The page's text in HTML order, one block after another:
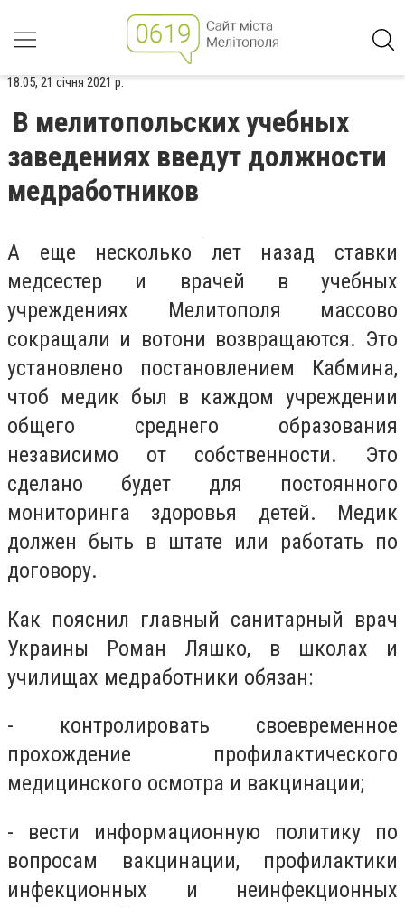
18:05, 21 січня 2021 р.
В мелитопольских учебных
заведениях введут должности
медработников
А еще несколько лет назад ставки
медсестер и врачей в учебных
учреждениях Мелитополя массово
сокращали и вотони возвращаются. Это
установлено постановлением Кабмина,
чтоб медик был в каждом учреждении
общего среднего образования
независимо от собственности. Это
сделано будет для постоянного
мониторинга здоровья детей. Медик
должен быть в штате или работать по
договору.
Как пояснил главный санитарный врач
Украины Роман Ляшко, в школах и
училищах медработники обязан:
- контролировать своевременное
прохождение профилактического
медицинского осмотра и вакцинации;
- вести информационную политику по
вопросам вакцинации, профилактики
инфекционных и неинфекционных